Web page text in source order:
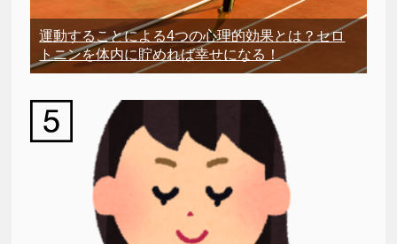
運動することによる4つの心理的効果とは？セロ
トニンを体内に貯めれば幸せになる！